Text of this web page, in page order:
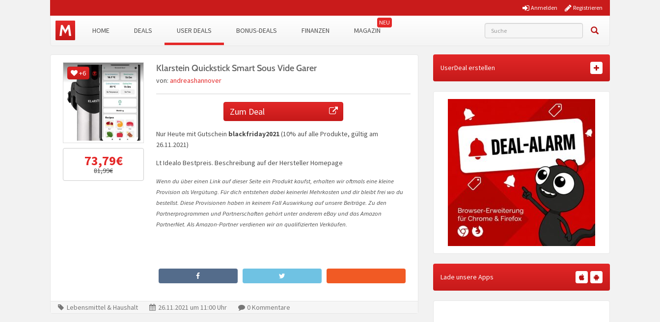
Registrieren
Anmelden
HOME DEALS USER DEALS BONUS-DEALS FINANZEN MAGAZIN
+6
73,79€
81,99€
Klarstein Quickstick Smart Sous Vide Garer
von: andreashannover
Zum Deal
Nur Heute mit Gutschein blackfriday2021(10% auf alle Produkte, gültig am
26.11.2021)
Lt Idealo Bestpreis. Beschreibung auf der Hersteller Homepage
Wenn du über einen Link auf dieser Seite ein Produkt kaufst, erhalten wir oftmals eine kleine
Provision als Vergütung. Für dich entstehen dabei keinerlei Mehrkosten und dir bleibt frei wo du
bestellst. Diese Provisionen haben in keinem Fall Auswirkung auf unsere Beiträge. Zu den
Partnerprogrammen und Partnerschaften gehört unter anderem eBay und das Amazon
PartnerNet. Als Amazon-Partner verdienen wir an qualifizierten Verkäufen.
Lebensmittel & Haushalt 26.11.2021 um 11:00 Uhr 0 Kommentare
UserDeal erstellen
Lade unsere Apps